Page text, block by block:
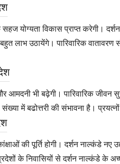
योग्यता विकास प्राप्त करेगी।
लाभ उठायेंगे। पारिवारिक
आमदनी भी बढ़ेगी। पारिवारिक
संख्या में बढोत्तरी की संभावना है।
की पूर्ति होगी। दर्शन नाल्कंडे
के निवासियों से दर्शन नाल्कंडे के